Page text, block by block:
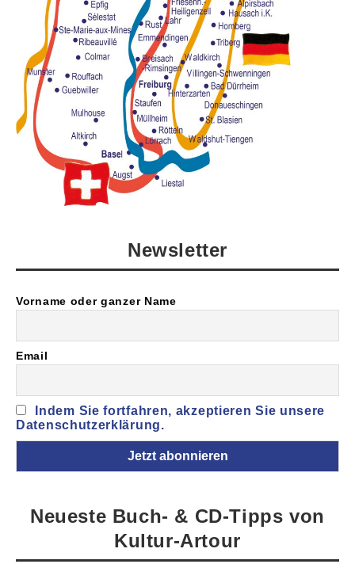
Newsletter
Vorname oder ganzer Name
Email
Indem Sie fortfahren, akzeptieren Sie unsere
Datenschutzerklärung.
Neueste Buch- & CD-Tipps von
Kultur-Artour